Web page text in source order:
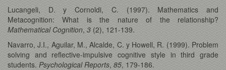
Lucangeli, D. y Cornoldi, C. (1997). Mathematics and
Metacognition: What is the nature of the relationship?
Mathematical Cognition, 3 (2), 121-139.
Navarro, J.I., Aguilar, M., Alcalde, C. y Howell, R. (1999). Problem
solving and reflective-impulsive cognitive style in third grade
students. Psychological Reports, 85, 179-186.